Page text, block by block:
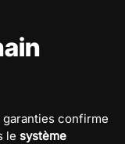
garanties confirme
le système